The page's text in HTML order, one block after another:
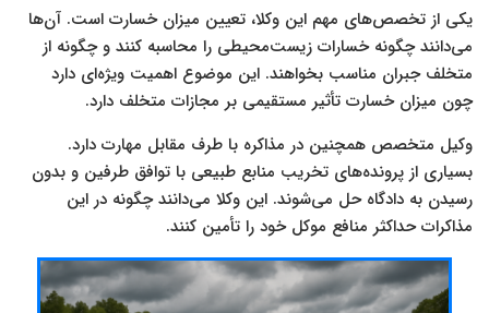
یکی از تخصص‌های مهم این وکلا، تعیین میزان خسارت است. آن‌ها
می‌دانند چگونه خسارات زیست‌محیطی را محاسبه کنند و چگونه از
متخلف جبران مناسب بخواهند. این موضوع اهمیت ویژه‌ای دارد
چون میزان خسارت تأثیر مستقیمی بر مجازات متخلف دارد.
وکیل متخصص همچنین در مذاکره با طرف مقابل مهارت دارد.
بسیاری از پرونده‌های تخریب منابع طبیعی با توافق طرفین و بدون
رسیدن به دادگاه حل می‌شوند. این وکلا می‌دانند چگونه در این
مذاکرات حداکثر منافع موکل خود را تأمین کنند.